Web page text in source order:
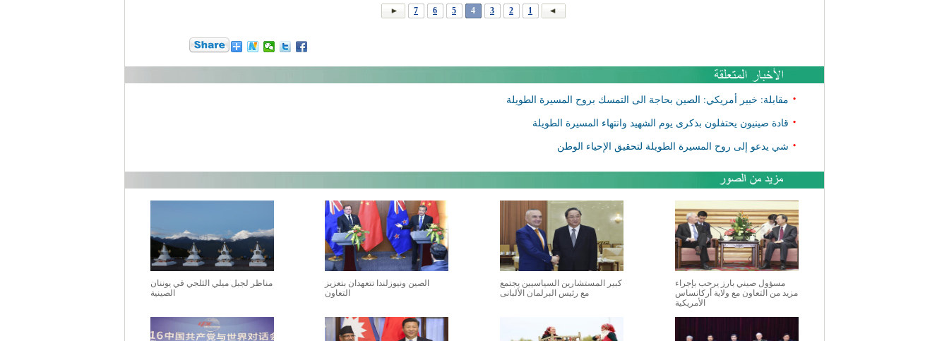
1
2
3
4
5
6
7
• مقابلة: خبير أمريكي: الصين بحاجة الى التمسك بروح المسيرة الطويلة
• قادة صينيون يحتفلون بذكرى يوم الشهيد وانتهاء المسيرة الطويلة
• شي يدعو إلى روح المسيرة الطويلة لتحقيق الإحياء الوطن
مسؤول صيني بارز يرحب بإجراء
مزيد من التعاون مع ولاية أركانساس
الأمريكية
كبير المستشارين السياسيين يجتمع
مع رئيس البرلمان الألبانى
الصين ونيوزلندا تتعهدان بتعزيز
التعاون
مناظر لجبل ميلي الثلجي في يوننان
الصينية